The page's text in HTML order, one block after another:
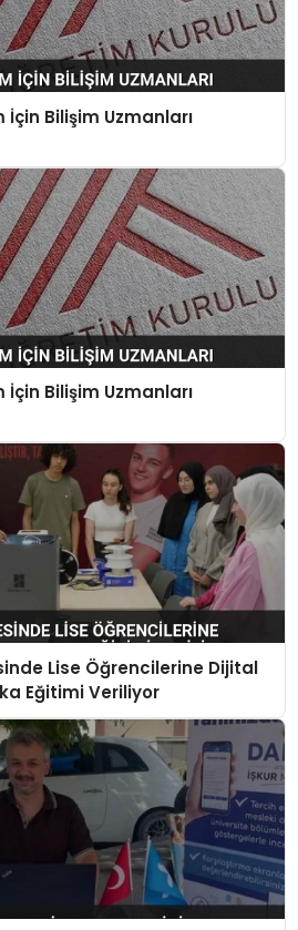
İçin Bilişim Uzmanları
İçin Bilişim Uzmanları
Lise Öğrencilerine Dijital
Eğitimi Veriliyor